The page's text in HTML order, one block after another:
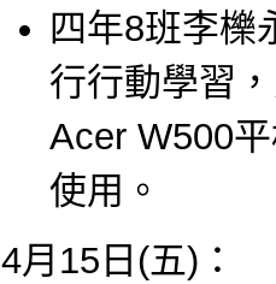
四年8班李櫟
行行動學習
Acer W500
使用。
4月15日(五)：